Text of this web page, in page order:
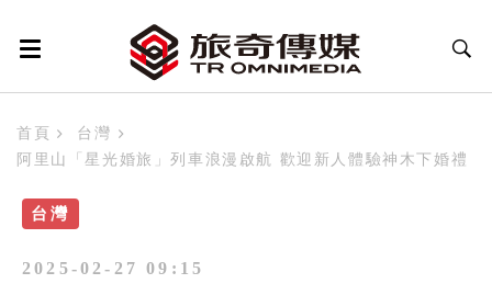
首頁
台灣
阿里山「星光婚旅」列車浪漫啟航 歡迎新人體驗神木下婚禮
台灣
2025-02-27 09:15